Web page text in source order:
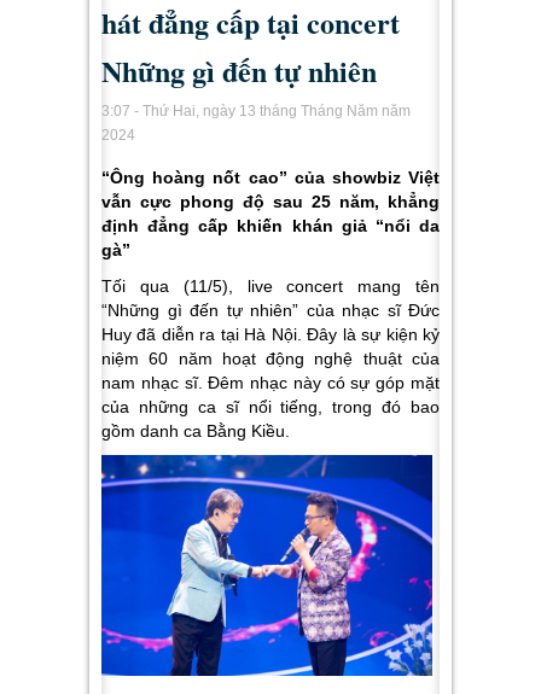
hát đẳng cấp tại concert
Những gì đến tự nhiên
3:07 - Thứ Hai, ngày 13 tháng Tháng Năm năm
2024
“Ông hoàng nốt cao” của showbiz Việt
vẫn cực phong độ sau 25 năm, khẳng
định đẳng cấp khiến khán giả “nổi da
gà”
Tối qua (11/5), live concert mang tên
“Những gì đến tự nhiên” của nhạc sĩ Đức
Huy đã diễn ra tại Hà Nội. Đây là sự kiện kỷ
niệm 60 năm hoạt động nghệ thuật của
nam nhạc sĩ. Đêm nhạc này có sự góp mặt
của những ca sĩ nổi tiếng, trong đó bao
gồm danh ca Bằng Kiều.